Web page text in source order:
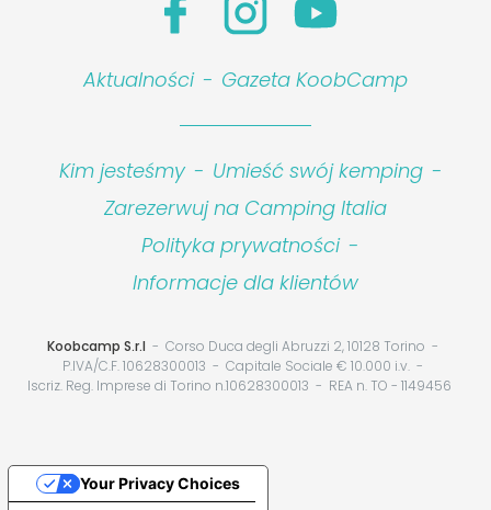
Aktualności - Gazeta KoobCamp
Kim jesteśmy - Umieść swój kemping -
Zarezerwuj na Camping Italia
Polityka prywatności -
Informacje dla klientów
Koobcamp S.r.l
Corso Duca degli Abruzzi 2, 10128 Torino
P.IVA/C.F. 10628300013
Capitale Sociale € 10.000 i.v.
Iscriz. Reg. Imprese di Torino n.10628300013
REA n. TO - 1149456
Your Privacy Choices